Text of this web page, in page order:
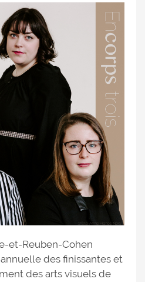
et-Reuben-Cohen
des finissantes et
des arts visuels de